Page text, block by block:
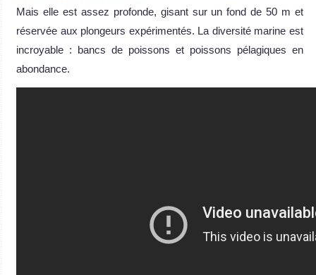
Mais elle est assez profonde, gisant sur un fond de 50 m et
réservée aux plongeurs expérimentés. La diversité marine est
incroyable : bancs de poissons et poissons pélagiques en
abondance.